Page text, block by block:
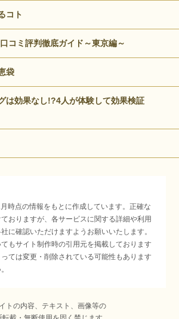
コト
コミ評判徹底ガイド～東京編～
袋
は効果なし!?4人が体験して効果検証
時点の情報をもとに作成しています。正確な
おりますが、各サービスに関する詳細や利用
に確認いただけますようお願いいたします。
もサイト制作時の引用元を掲載しております
ては変更・削除されている可能性もあります
トの内容、テキスト、画像等の